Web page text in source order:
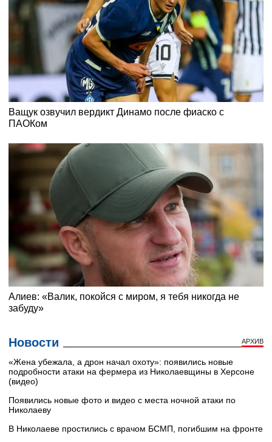
Новости АРХИВ
«Жена убежала, а дрон начал охоту»: появились новые
подробности атаки на фермера из Николаевщины в Херсоне
(видео)
Появились новые фото и видео с места ночной атаки по
Николаеву
В Николаеве простились с врачом БСМП, погибшим на фронте